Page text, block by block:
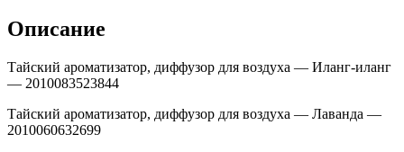
Описание
Тайский ароматизатор, диффузор для воздуха — Иланг-иланг
— 2010083523844
Тайский ароматизатор, диффузор для воздуха — Лаванда —
2010060632699